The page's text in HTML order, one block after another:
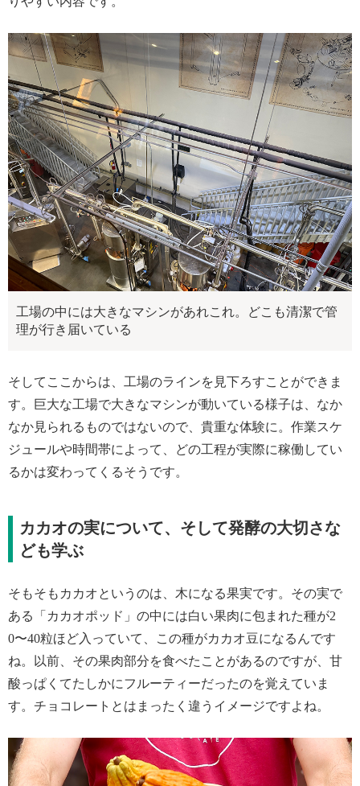
工場の中には大きなマシンがあれこれ。どこも清潔で管
理が行き届いている
そしてここからは、工場のラインを見下ろすことができま
す。巨大な工場で大きなマシンが動いている様子は、なか
なか見られるものではないので、貴重な体験に。作業スケ
ジュールや時間帯によって、どの工程が実際に稼働してい
るかは変わってくるそうです。
カカオの実について、そして発酵の大切さな
ども学ぶ
そもそもカカオというのは、木になる果実です。その実で
ある「カカオポッド」の中には白い果肉に包まれた種が2
0〜40粒ほど入っていて、この種がカカオ豆になるんです
ね。以前、その果肉部分を食べたことがあるのですが、甘
酸っぱくてたしかにフルーティーだったのを覚えていま
す。チョコレートとはまったく違うイメージですよね。